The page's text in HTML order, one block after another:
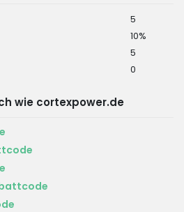
5
10%
5
0
wie cortexpower.de